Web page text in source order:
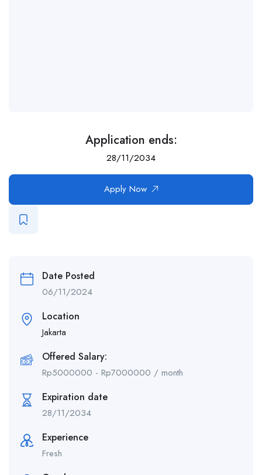
Application ends:
28/11/2034
Apply Now
Date Posted
06/11/2024
Location
Jakarta
Offered Salary:
Rp5000000 - Rp7000000 / month
Expiration date
28/11/2034
Experience
Fresh